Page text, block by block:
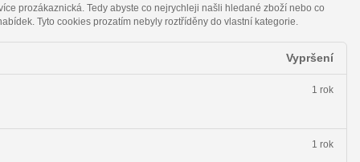
prozákaznická. Tedy abyste co nejrychleji našli hledané zboží nebo co
Tyto cookies prozatím nebyly roztříděny do vlastní kategorie.
Vypršení
1 rok
1 rok